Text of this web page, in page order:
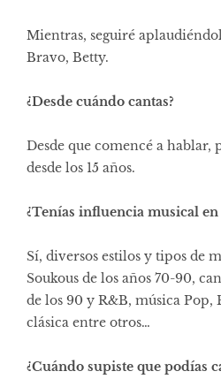
Mientras, seguiré
Bravo, Betty.
¿Desde cuándo cantas?
Desde que comencé a
desde los 15 años.
¿Tenías influencia musical
Sí, diversos estilos y tipos de
Soukous de los años 70-90,
de los 90 y R&B, música Pop,
clásica entre otros…
¿Cuándo supiste que podías